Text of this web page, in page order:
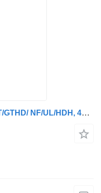
Etrier frana Setra 3er Reihe GT/GTHD/ NF/UL/HDH, 4er Reihe GT/GTHD/NF/UL/HDH, 5er R pentru autobuz Mercedes-Benz 3er Reihe GT/ GTHD/ NF/ UL/ HDH, 3er Reihe GT/ GTHD/UL/ HDH, 4er Reihe GT/ GTHD/ NF/ UL/ HDH, 4er Reihe GT/ GTHD/UL/ HDH, 5er Reihe GT/ GTHD/ NF/ UL/ HDH, 5er Reihe GT/ GTHD/UL/ HDH, GT, NF, S328DT, S431DT